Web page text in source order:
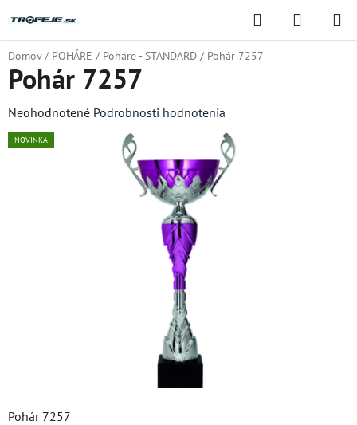
na
obsah
Hľadať
KOŠÍK
Domov / POHÁRE / Poháre - STANDARD / Pohár 7257
Pohár 7257
Pohár 7257
Priemerné
hodnotenie
Neohodnotené Podrobnosti hodnotenia
NOVINKA